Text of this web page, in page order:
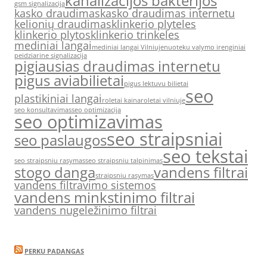
gsm signalizacija
kasko draudimaskasko draudimas internetu
kelionių draudimasklinkerio plyteles
klinkerio plytosklinkerio trinkeles
mediniai langai mediniai langai Vilniujenuoteku valymo irenginiai
peidziarine signalizacija
pigiausias draudimas internetu
pigus aviabilietaipigus lektuvu bilietai
plastikiniai langai roletai kainaroletai vilniujeseo
seo konsultavimasseo optimizacija
seo optimizavimas
seo paslaugosseo straipsniai
seo straipsniu rasymasseo straipsniu talpinimasseo tekstai
stogo dangastraipsniu rasymasvandens filtrai
vandens filtravimo sistemos
vandens minkstinimo filtrai
vandens nugeležinimo filtrai
PERKU PADANGAS